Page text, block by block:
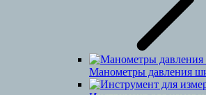
Манометры давления